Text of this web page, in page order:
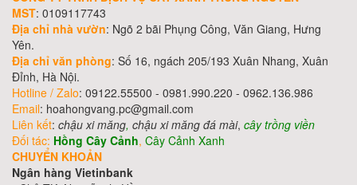
MST: 0109117743
Địa chỉ nhà vườn: Ngõ 2 bãi Phụng Công, Văn Giang, Hưng
Yên.
Địa chỉ văn phòng: Số 16, ngách 205/193 Xuân Nhang, Xuân
Đỉnh, Hà Nội.
Hotline / Zalo: 09122.55500 - 0981.990.220 - 0962.136.986
Email: hoahongvang.pc@gmail.com
Liên kết: chậu xi măng, chậu xi măng đá mài, cây trồng viền
Đối tác: Hồng Cây Cảnh, Cây Cảnh Xanh
CHUYỂN KHOẢN
Ngân hàng Vietinbank